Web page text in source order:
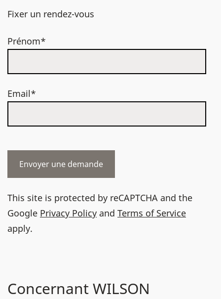
Fixer un rendez-vous
Prénom*
Email*
This site is protected by reCAPTCHA and the
Google Privacy Policy and Terms of Service
apply.
Concernant WILSON